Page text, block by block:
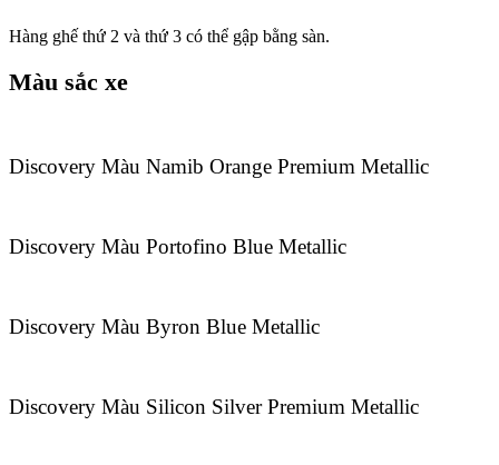
Hàng ghế thứ 2 và thứ 3 có thể gập bằng sàn.
Màu sắc xe
Discovery Màu Namib Orange Premium Metallic
Discovery Màu Portofino Blue Metallic
Discovery Màu Byron Blue Metallic
Discovery Màu Silicon Silver Premium Metallic